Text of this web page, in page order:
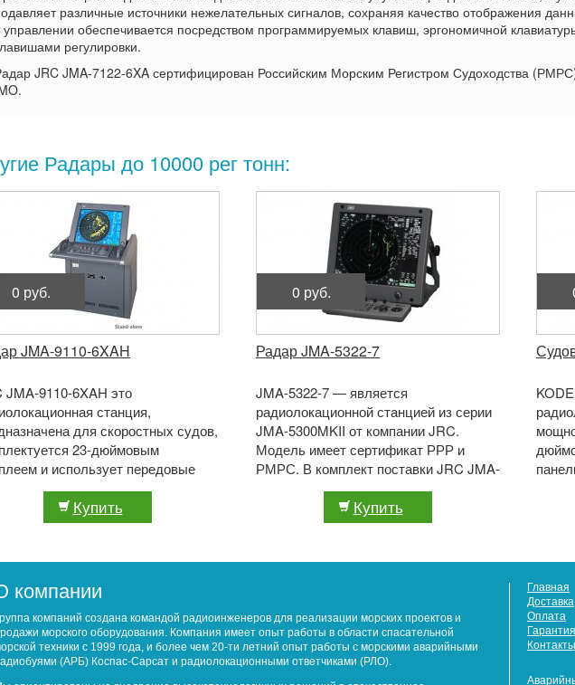
различные источники нежелательных сигналов, сохраняя качество отображения
управлении обеспечивается посредством программируемых клавиш, эргономичной
регулировки.
JRC JMA-7122-6XA сертифицирован Российским Морским Регистром Судоходства
Радары до 10000 рег тонн:
0 руб.
JMA-9110-6XAH
JMA-9110-6XAH это
станция,
для скоростных судов,
23-дюймовым
и использует передовые
отрасли, благодаря чему,
наибольшу ...
Купить
0 руб.
Радар JMA-5322-7
JMA-5322-7 — является
радиолокационной станцией из серии
JMA-5300MKII от компании JRC.
Модель имеет сертификат РРР и
РМРС. В комплект поставки JRC JMA-
5322-7 входит семифутовая антенна и
Купить
ти
компании
компаний создана командой радиоинженеров для реализации морских проектов и
морского оборудования. Компания имеет опыт работы в области спасательной
техники с 1999 года, и более чем 20-ти летний опыт работы с морскими аварийными
(АРБ) Коспас-Сарсат и радиолокационными ответчиками (РЛО).
Главная
Доставка
Оплата
Гарантия
Контакты